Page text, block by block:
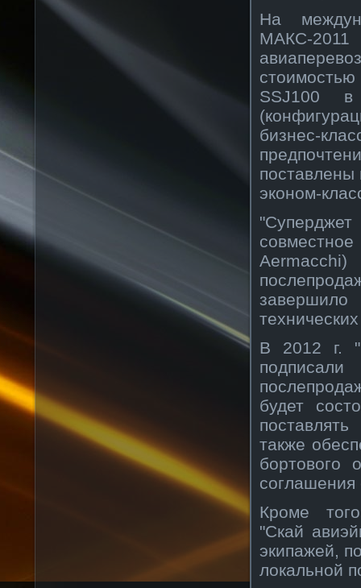
На
МАКС-
SSJ100
бизнес-
поставлены
эконом-
завершило
В 2012 г.
будет
также
бортового
соглашения
Кроме
"Скай
экипажей,
локальной